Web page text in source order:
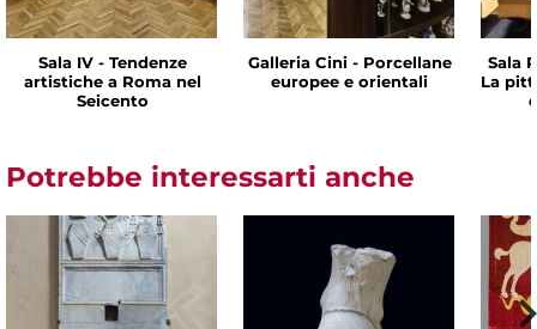
Sala IV - Tendenze
artistiche a Roma nel
Seicento
Galleria Cini - Porcellane
europee e orientali
Sala
La
Potrebbe interessarti anche